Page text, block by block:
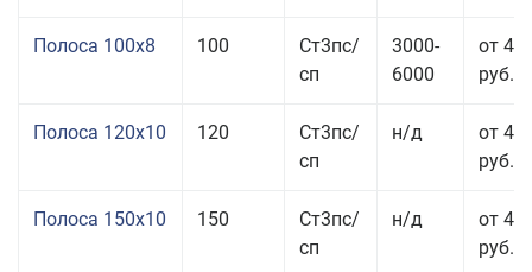
Полоса 100x8 100
Ст3пс/
сп
3000-
6000
от 42
руб.
Полоса 120x10 120
Ст3пс/
сп
н/д
от 43
руб.
Полоса 150x10 150
Ст3пс/
сп
н/д
от 43
руб.